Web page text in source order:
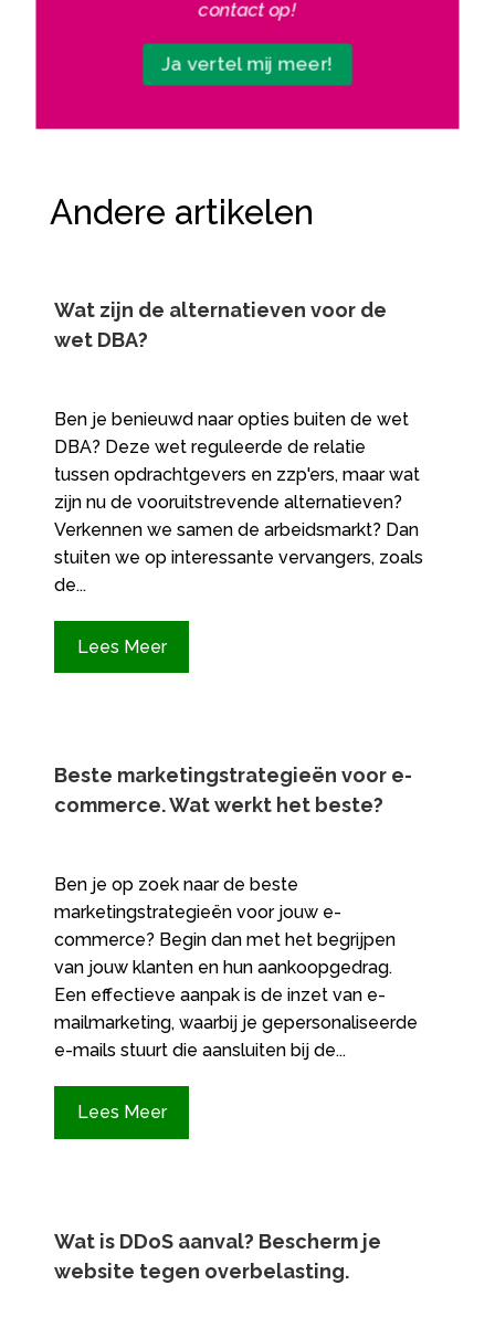
contact op!
Ja vertel mij meer!
Andere artikelen
Wat zijn de alternatieven voor de
wet DBA?
Ben je benieuwd naar opties buiten de wet
DBA? Deze wet reguleerde de relatie
tussen opdrachtgevers en zzp'ers, maar wat
zijn nu de vooruitstrevende alternatieven?
Verkennen we samen de arbeidsmarkt? Dan
stuiten we op interessante vervangers, zoals
de...
Lees Meer
Beste marketingstrategieën voor e-
commerce.​ Wat werkt het beste?
Ben je op zoek naar de beste
marketingstrategieën voor jouw e-
commerce? Begin dan met het begrijpen
van jouw klanten en hun aankoopgedrag.​
Een effectieve aanpak is de inzet van e-
mailmarketing, waarbij je gepersonaliseerde
e-mails stuurt die aansluiten bij de...
Lees Meer
Wat is DDoS aanval? Bescherm je
website tegen overbelasting.​